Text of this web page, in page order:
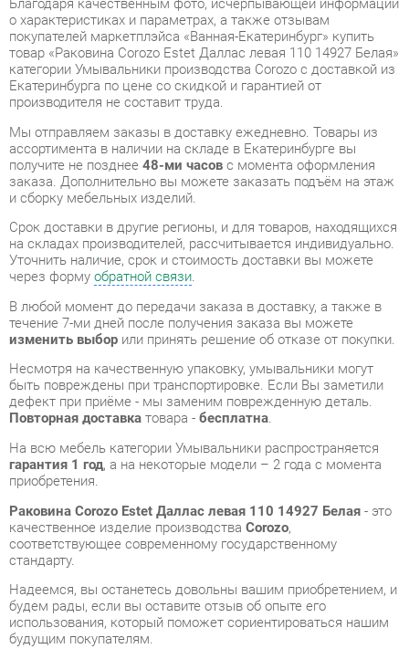
Екатеринбурга по цене со скидкой и гарантией от
производителя не составит труда.
Мы отправляем заказы в доставку ежедневно. Товары из
ассортимента в наличии на складе в Екатеринбурге вы
получите не позднее48-ми часовс момента оформления
заказа. Дополнительно вы можете заказать подъём на этаж
и сборку мебельных изделий.
Срок доставки в другие регионы, и для товаров, находящихся
на складах производителей, рассчитывается индивидуально.
Уточнить наличие, срок и стоимость доставки вы можете
через формуобратной связи.
В любой момент до передачи заказа в доставку, а также в
течение 7-ми дней после получения заказа вы можете
изменить выборили принять решение об отказе от покупки.
Несмотря на качественную упаковку, умывальники могут
быть повреждены при транспортировке. Если Вы заметили
дефект при приёме - мы заменим поврежденную деталь.
Повторная доставкатовара -бесплатна .
На всю мебель категории Умывальники распространяется
гарантия 1 год, а на некоторые модели – 2 года с момента
приобретения.
Раковина Corozo Estet Даллас левая 110 14927 Белая
качественное изделие производства
соответствующее современному государственному
стандарту.
будем рады, если вы оставите отзыв об опыте его
использования, который поможет сориентироваться нашим
будущим покупателям.
консультацию, фото и видеообзор продукции вы можете по
e-mail, телефону в Екатеринбурге и через мессенджеры
Telegram и WhatsApp.